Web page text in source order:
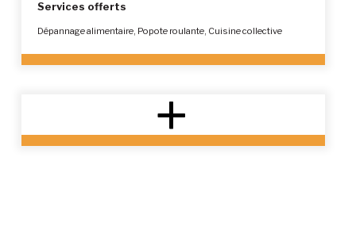
Services offerts
Dépannage alimentaire, Popote roulante, Cuisine collective